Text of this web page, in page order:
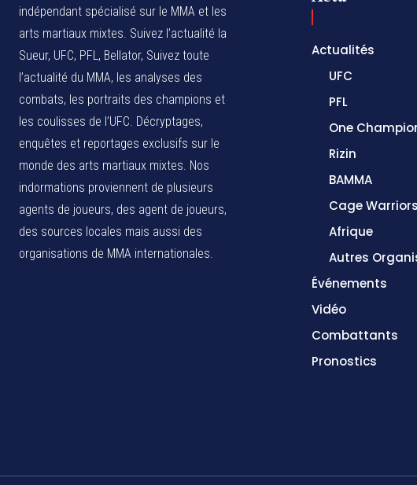
indépendant spécialisé sur le MMA et les
arts martiaux mixtes. Suivez l’actualité la
Sueur, UFC, PFL, Bellator, Suivez toute
l’actualité du MMA, les analyses des
combats, les portraits des champions et
les coulisses de l’UFC. Décryptages,
enquêtes et reportages exclusifs sur le
monde des arts martiaux mixtes. Nos
indormations proviennent de plusieurs
agents de joueurs, des agent de joueurs,
des sources locales mais aussi des
organisations de MMA internationales.
Actualités
UFC
PFL
One
Rizin
BAMMA
Cage Warriors
Afrique
Autres
Événements
Vidéo
Combattants
Pronostics